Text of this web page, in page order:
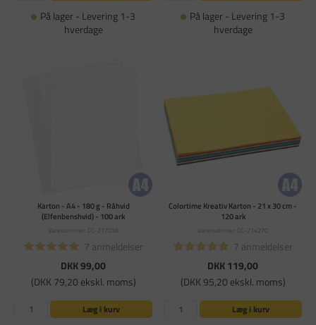
På lager - Levering 1-3
hverdage
På lager - Levering 1-3
hverdage
Karton - A4 - 180 g - Råhvid
(Elfenbenshvid) - 100 ark
Varenummer: CC-217036
7 anmeldelser
DKK 99,00
(DKK 79,20 ekskl. moms)
Læg i kurv
Colortime Kreativ Karton - 21 x 30 cm -
120 ark
Varenummer: CC-214270
7 anmeldelser
DKK 119,00
(DKK 95,20 ekskl. moms)
Læg i kurv